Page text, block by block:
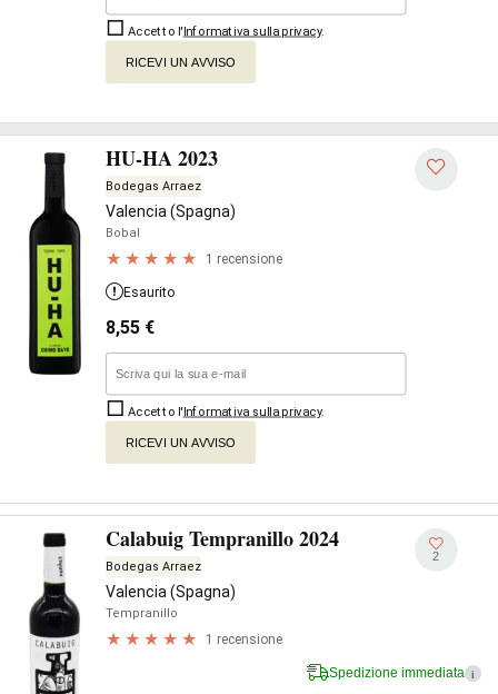
Accetto l'Informativa sulla privacy.
RICEVI UN AVVISO
HU-HA 2023
Bodegas Arraez
Valencia (Spagna)
Bobal
1 recensione
Esaurito
8,55 €
Accetto l'Informativa sulla privacy.
RICEVI UN AVVISO
Calabuig Tempranillo 2024
Bodegas Arraez
Valencia (Spagna)
Tempranillo
1 recensione
2
Spedizione immediata i